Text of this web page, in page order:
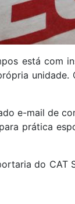
está com
unidade.
e-mail de
prática
do CAT